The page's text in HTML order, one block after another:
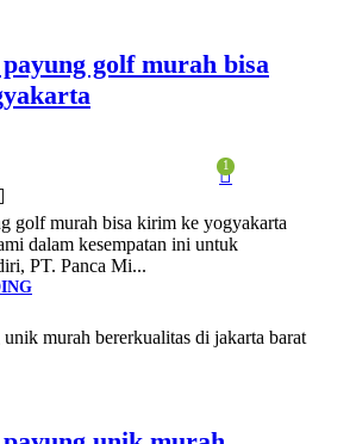
golf murah bisa
1
golf murah bisa kirim ke yogyakarta
dalam kesempatan ini untuk
PT. Panca Mi...